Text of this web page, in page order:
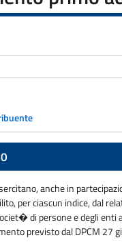
anche in
per ciascun indice, dal
di persone e degli enti
previsto dal DPCM